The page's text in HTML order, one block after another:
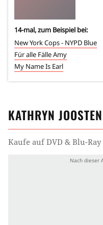
14-mal, zum Beispiel bei:
New York Cops - NYPD Blue
Für alle Fälle Amy
My Name Is Earl
KATHRYN JOOSTEN
Kaufe auf DVD & Blu-Ray